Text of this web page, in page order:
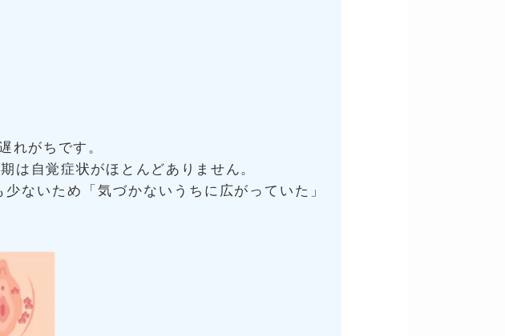
れがちです。
は自覚症状がほとんどありません。
ないため「気づかないうちに広がっていた」